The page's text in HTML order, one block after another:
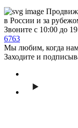
в России и за
Звоните с 10:00 до
6763
Мы любим, когда
Заходите и